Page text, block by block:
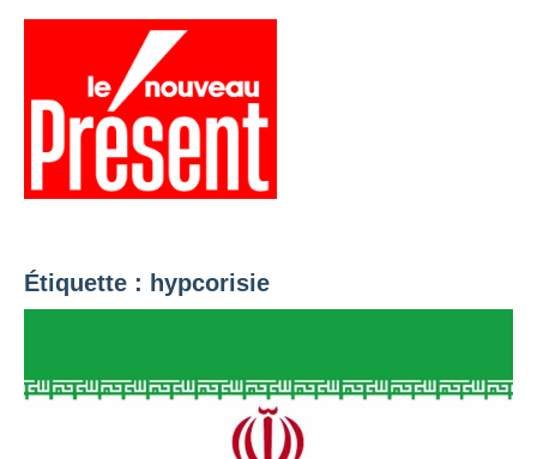
Aller
Étiquette : hypcorisie